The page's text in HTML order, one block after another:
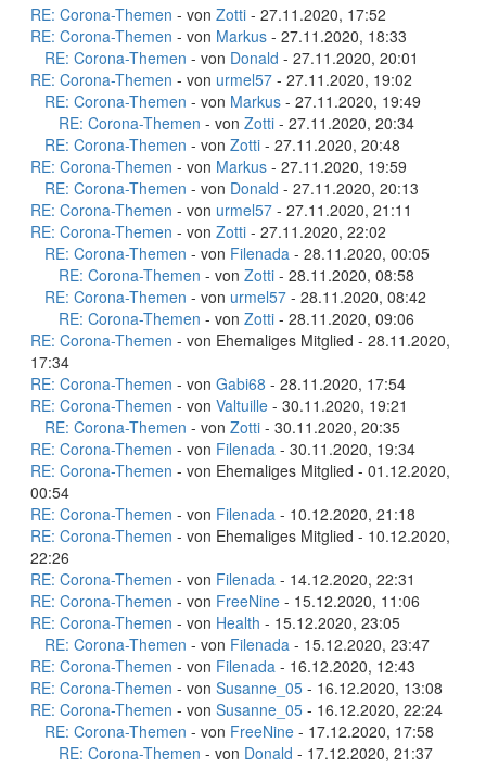
RE: Corona-Themen - von Zotti - 27.11.2020, 17:52
RE: Corona-Themen - von Markus - 27.11.2020, 18:33
RE: Corona-Themen - von Donald - 27.11.2020, 20:01
RE: Corona-Themen - von urmel57 - 27.11.2020, 19:02
RE: Corona-Themen - von Markus - 27.11.2020, 19:49
RE: Corona-Themen - von Zotti - 27.11.2020, 20:34
RE: Corona-Themen - von Zotti - 27.11.2020, 20:48
RE: Corona-Themen - von Markus - 27.11.2020, 19:59
RE: Corona-Themen - von Donald - 27.11.2020, 20:13
RE: Corona-Themen - von urmel57 - 27.11.2020, 21:11
RE: Corona-Themen - von Zotti - 27.11.2020, 22:02
RE: Corona-Themen - von Filenada - 28.11.2020, 00:05
RE: Corona-Themen - von Zotti - 28.11.2020, 08:58
RE: Corona-Themen - von urmel57 - 28.11.2020, 08:42
RE: Corona-Themen - von Zotti - 28.11.2020, 09:06
RE: Corona-Themen - von Ehemaliges Mitglied - 28.11.2020,
17:34
RE: Corona-Themen - von Gabi68 - 28.11.2020, 17:54
RE: Corona-Themen - von Valtuille - 30.11.2020, 19:21
RE: Corona-Themen - von Zotti - 30.11.2020, 20:35
RE: Corona-Themen - von Filenada - 30.11.2020, 19:34
RE: Corona-Themen - von Ehemaliges Mitglied - 01.12.2020,
00:54
RE: Corona-Themen - von Filenada - 10.12.2020, 21:18
RE: Corona-Themen - von Ehemaliges Mitglied - 10.12.2020,
22:26
RE: Corona-Themen - von Filenada - 14.12.2020, 22:31
RE: Corona-Themen - von FreeNine - 15.12.2020, 11:06
RE: Corona-Themen - von Health - 15.12.2020, 23:05
RE: Corona-Themen - von Filenada - 15.12.2020, 23:47
RE: Corona-Themen - von Filenada - 16.12.2020, 12:43
RE: Corona-Themen - von Susanne_05 - 16.12.2020, 13:08
RE: Corona-Themen - von Susanne_05 - 16.12.2020, 22:24
RE: Corona-Themen - von FreeNine - 17.12.2020, 17:58
RE: Corona-Themen - von Donald - 17.12.2020, 21:37